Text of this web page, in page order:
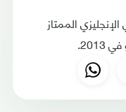
الممتاز